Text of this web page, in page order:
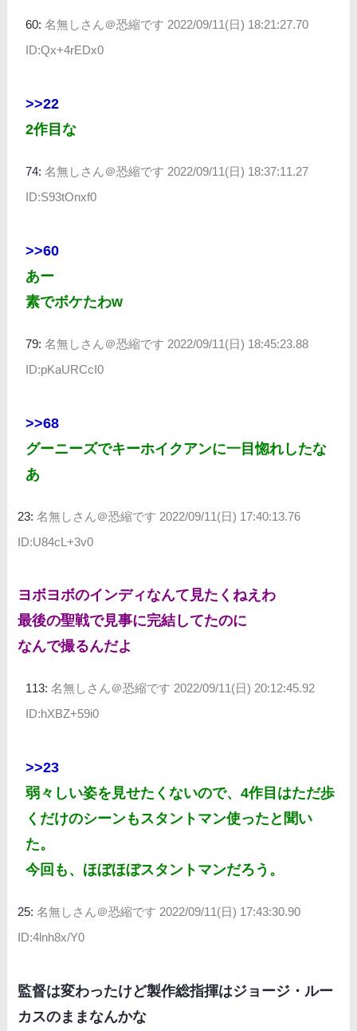
60:名無しさん＠恐縮です 2022/09/11(日) 18:21:27.70
ID:Qx+4rEDx0
>>22
2作目な
74:名無しさん＠恐縮です 2022/09/11(日) 18:37:11.27
ID:S93tOnxf0
>>60
あー
素でボケたわw
79:名無しさん＠恐縮です 2022/09/11(日) 18:45:23.88
ID:pKaURCcI0
>>68
グーニーズでキーホイクアンに一目惚れしたな
あ
23:名無しさん＠恐縮です 2022/09/11(日) 17:40:13.76
ID:U84cL+3v0
ヨボヨボのインディなんて見たくねえわ
最後の聖戦で見事に完結してたのに
なんで撮るんだよ
113:名無しさん＠恐縮です 2022/09/11(日) 20:12:45.92
ID:hXBZ+59i0
>>23
弱々しい姿を見せたくないので、4作目はただ歩
くだけのシーンもスタントマン使ったと聞い
た。
今回も、ほぼほぼスタントマンだろう。
25:名無しさん＠恐縮です 2022/09/11(日) 17:43:30.90
ID:4lnh8x/Y0
監督は変わったけど製作総指揮はジョージ・ルー
カスのままなんかな